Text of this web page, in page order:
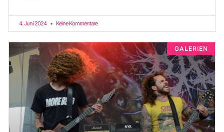
4. Juni 2024 Keine Kommentare
GALERIEN